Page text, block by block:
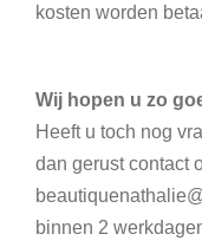
kosten worden
Wij hopen u zo
Heeft u toch nog
dan gerust contact
binnen 2